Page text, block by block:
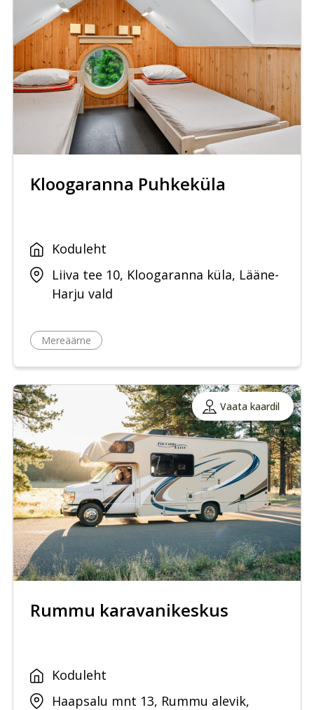
Kloogaranna Puhkeküla
Koduleht
Liiva tee 10, Kloogaranna küla, Lääne-
Harju vald
Mereäärne
Vaata kaardil
Rummu karavanikeskus
Koduleht
Haapsalu mnt 13, Rummu alevik,